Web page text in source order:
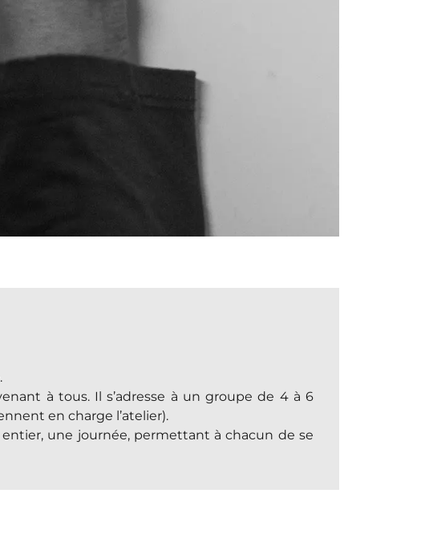
à tous. Il s’adresse à un groupe de 4 à 6
en charge l’atelier).
une journée, permettant à chacun de se